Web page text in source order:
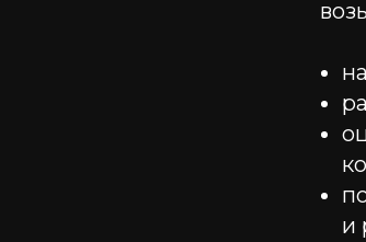
и